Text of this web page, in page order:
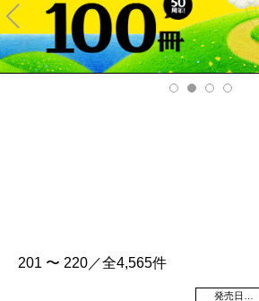
Pre
v
201 〜 220／全4,565件